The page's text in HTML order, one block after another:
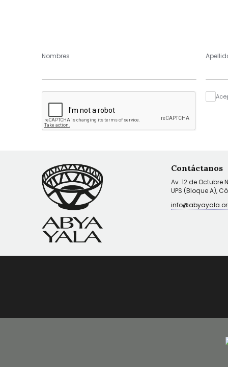
Nombres
Contáctanos
Av. 12 de Octubre
UPS (Bloque A),